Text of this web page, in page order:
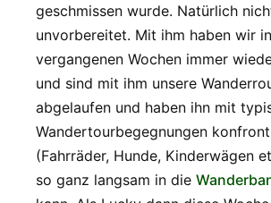
geschmissen wurde. Natürlich
unvorbereitet. Mit ihm haben wir
vergangenen Wochen immer
und sind mit ihm unsere
abgelaufen und haben ihn mit
Wandertourbegegnungen
(Fahrräder, Hunde, Kinderwägen
so ganz langsam in die